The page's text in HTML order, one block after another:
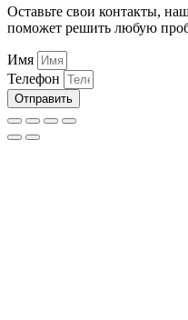
Оставьте свои контакты,
поможет решить любую
Имя
Телефон
Отправить